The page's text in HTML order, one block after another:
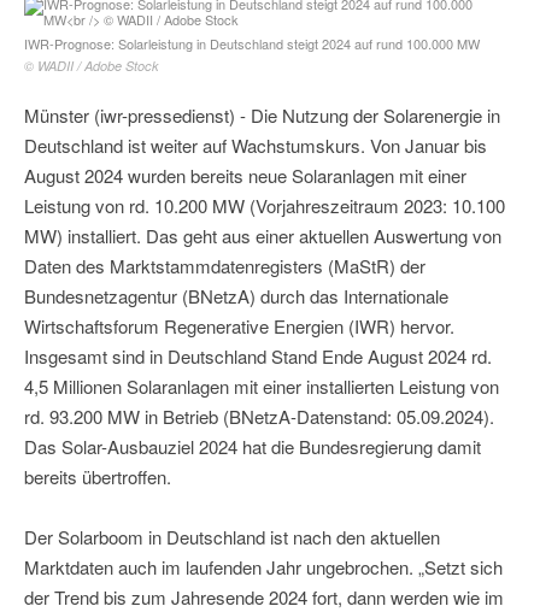
IWR-Prognose: Solarleistung in Deutschland steigt 2024 auf rund 100.000 MW
© WADII / Adobe Stock
Münster (iwr-pressedienst) - Die Nutzung der Solarenergie in
Deutschland ist weiter auf Wachstumskurs. Von Januar bis
August 2024 wurden bereits neue Solaranlagen mit einer
Leistung von rd. 10.200 MW (Vorjahreszeitraum 2023: 10.100
MW) installiert. Das geht aus einer aktuellen Auswertung von
Daten des Marktstammdatenregisters (MaStR) der
Bundesnetzagentur (BNetzA) durch das Internationale
Wirtschaftsforum Regenerative Energien (IWR) hervor.
Insgesamt sind in Deutschland Stand Ende August 2024 rd.
4,5 Millionen Solaranlagen mit einer installierten Leistung von
rd. 93.200 MW in Betrieb (BNetzA-Datenstand: 05.09.2024).
Das Solar-Ausbauziel 2024 hat die Bundesregierung damit
bereits übertroffen.
Der Solarboom in Deutschland ist nach den aktuellen
Marktdaten auch im laufenden Jahr ungebrochen. „Setzt sich
der Trend bis zum Jahresende 2024 fort, dann werden wie im